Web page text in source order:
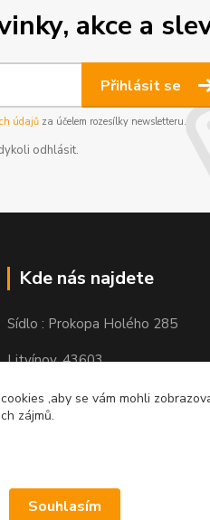
akce a
Přihlásit se
údajů za účelem rozesílky newsletteru.
odhlásit.
Kde nás najdete
Sídlo : Prokopa Holého 285
Litvínov, 43603
Výdejní místo: Chudeřínská 109
,aby se vám mohli
zájmů.
Souhlasím